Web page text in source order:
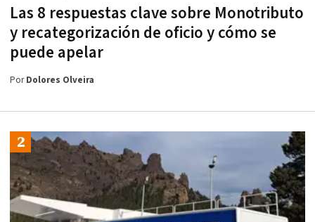
Las 8 respuestas clave sobre Monotributo
y recategorización de oficio y cómo se
puede apelar
PorDolores Olveira